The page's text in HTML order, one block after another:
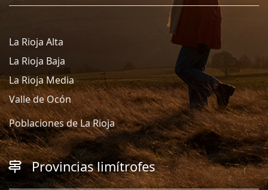
La Rioja Alta
La Rioja Baja
La Rioja Media
Valle de Ocón
Poblaciones de La Rioja
Provincias limítrofes